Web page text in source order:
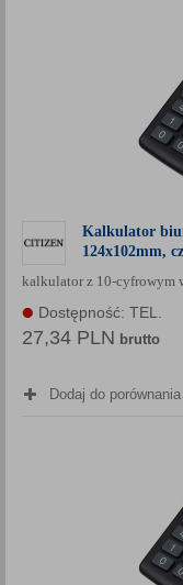
Kalkulator
124x102mm,
kalkulator z 10-cyfrowym
Dostępność: TEL.
27,34 PLN brutto
Dodaj do porównania